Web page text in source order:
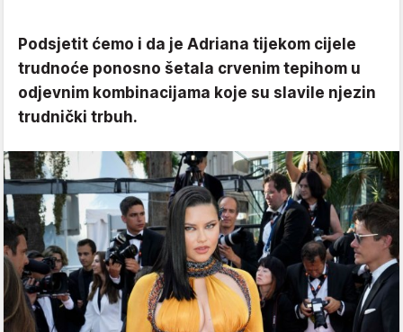
Podsjetit ćemo i da je Adriana tijekom cijele
trudnoće ponosno šetala crvenim tepihom u
odjevnim kombinacijama koje su slavile njezin
trudnički trbuh.